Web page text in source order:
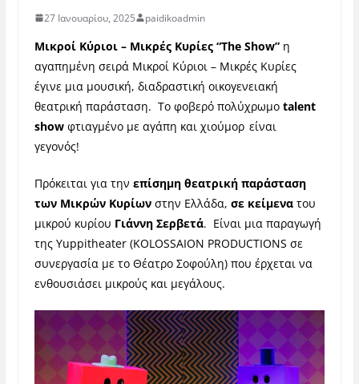
27 Ιανουαρίου, 2025 paidikoadmin
Μικροί Κύριοι – Μικρές Κυρίες “The Show” η
αγαπημένη σειρά Μικροί Κύριοι – Μικρές Κυρίες
έγινε μια μουσική, διαδραστική οικογενειακή
θεατρική παράσταση. Το φοβερό πολύχρωμο talent
showφτιαγμένο με αγάπη και χιούμορ είναι
γεγονός!
Πρόκειται για την επίσημη θεατρική παράσταση
των Μικρών Κυρίωνστην Ελλάδα, σε κείμενατου
μικρού κυρίου Γιάννη Σερβετά. Είναι μια παραγωγή
της Yuppitheater (KOLOSSAION PRODUCTIONS σε
συνεργασία με τo Θέατρο Σοφούλη) που έρχεται να
ενθουσιάσει μικρούς και μεγάλους.